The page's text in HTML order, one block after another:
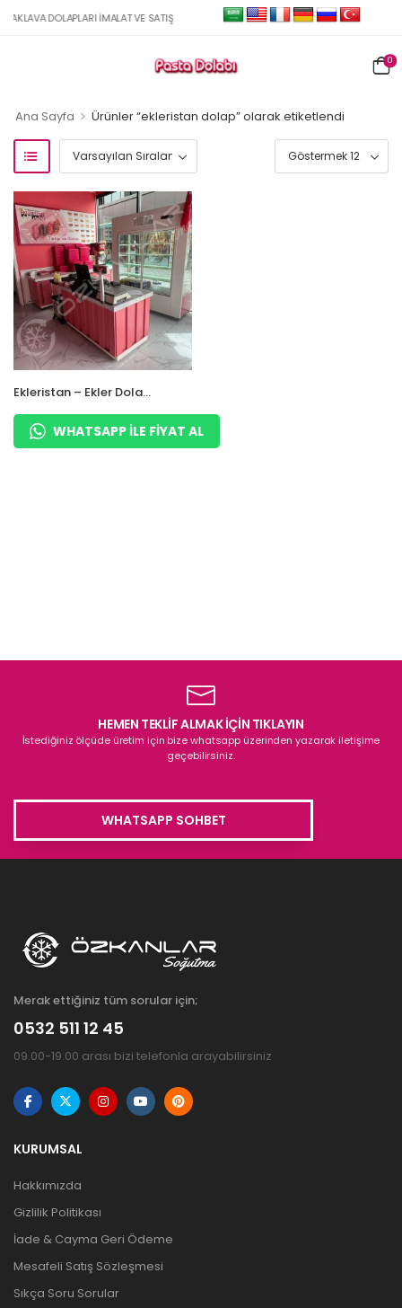
DOLAPLARI İMALAT VE SATIŞ
0
Ana Sayfa > Ürünler “ekleristan dolap” olarak etiketlendi
Ekleristan – Ekler Dolabı
WHATSAPP ILE FIYAT AL
HEMEN TEKLİF ALMAK İÇİN TIKLAYIN
İstediğiniz ölçüde üretim için bize whatsapp üzerinden yazarak iletişime
geçebilirsiniz.
WHATSAPP SOHBET
Merak ettiğiniz tüm sorular için;
0532 511 12 45
09.00-19.00 arası bizi telefonla arayabilirsiniz
KURUMSAL
Hakkımızda
Gizlilik Politikası
İade & Cayma Geri Ödeme
Mesafeli Satış Sözleşmesi
Sıkça Soru Sorular